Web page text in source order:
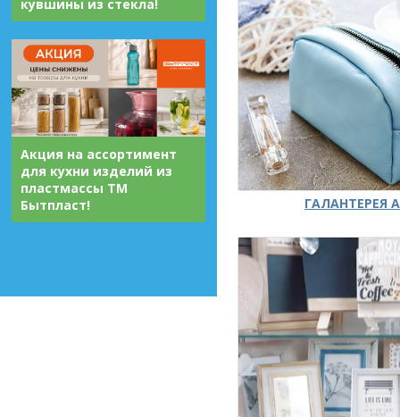
кувшины из стекла!
Акция на ассортимент
для кухни изделий из
пластмассы ТМ
Бытпласт!
ГАЛАНТЕРЕЯ